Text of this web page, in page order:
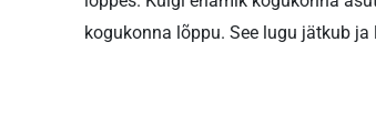
kogukonna lõppu. See lugu jätkub